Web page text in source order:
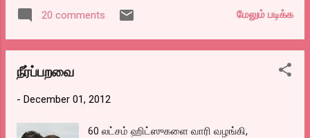
தெருக்களில் குப்பை மலையாய் தேங்கிக்
கிடக்கிறது. மழைக்கு முன் போட்ட சாலைகள்
அரசில் இவ்வளவு மோசமில்லை. ஆனால் ஒரே
20 comments மேலும் படிக்க
நீர்ப்பறவை
- December 01, 2012
60 லட்சம் ஹிட்ஸுகளை வாரி வழங்கி,